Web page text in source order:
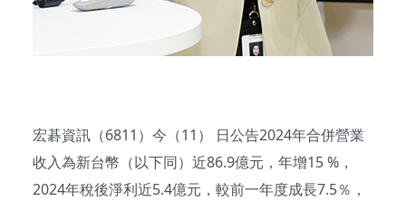
宏碁資訊（6811）今（11） 日公告2024年合併營業
收入為新台幣（以下同）近86.9億元，年增15 %，
2024年稅後淨利近5.4億元，較前一年度成長7.5％，